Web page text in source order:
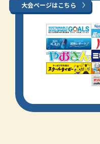
大会ページはこちら